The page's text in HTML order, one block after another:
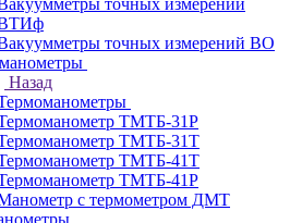
точных измерений
точных измерений ВО
Назад
ТМТБ-31Р
ТМТБ-31Т
ТМТБ-41Т
ТМТБ-41Р
с термометром ДМТ